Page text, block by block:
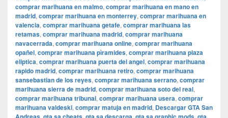
comprar marihuana en malmo, comprar marihuana en mano en
madrid, comprar marihuana en monterrey, comprar marihuana en
valencia, comprar marihuana getafe, comprar marihuana las
retamas, comprar marihuana madrid, comprar marihuana
navacerrada, comprar marihuana online, comprar marihuana
opañel, comprar marihuana pìramides, comprar marihuana plaza
eliptica, comprar marihuana puerta del angel, comprar marihuana
rapido madrid, comprar marihuana retiro, comprar marihuana
sansebastian de los reyes, comprar marihuana serrano, comprar
marihuana sierra de madrid, comprar marihuana soto del real,
comprar marihuana tribunal, comprar marihuana usera, comprar
marihuana valdeski, comprar matuja en madrid, Descargar GTA San